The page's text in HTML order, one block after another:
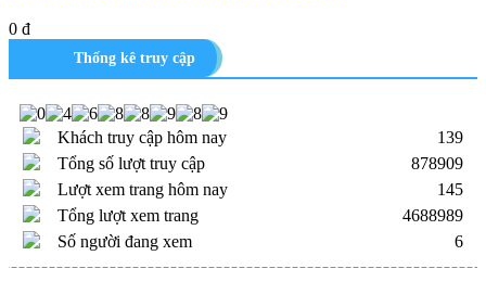
0 đ
Thống kê truy cập
Khách truy cập hôm nay
139
Tổng số lượt truy cập
878909
Lượt xem trang hôm nay
145
Tổng lượt xem trang
4688989
Số người đang xem
6